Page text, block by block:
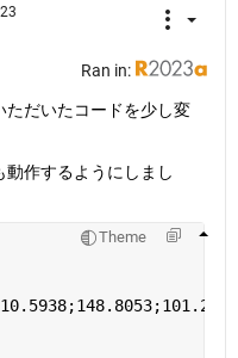
Ran in:
だいたコードを少し変
作するようにしまし
Theme